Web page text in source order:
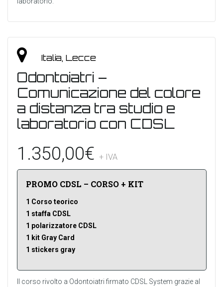
Italia, Lecce
Odontoiatri –
Comunicazione del colore
a distanza tra studio e
laboratorio con CDSL
1.350,00€ + IVA
PROMO CDSL – CORSO + KIT
1 Corso teorico
1 staffa CDSL
1 polarizzatore CDSL
1 kit Gray Card
1 stickers gray
Il corso rivolto a Odontoiatri firmato CDSL System grazie al